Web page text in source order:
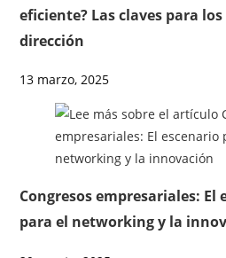
eficiente? Las claves para
dirección
13 marzo, 2025
Congresos empresariales: El
para el networking y la